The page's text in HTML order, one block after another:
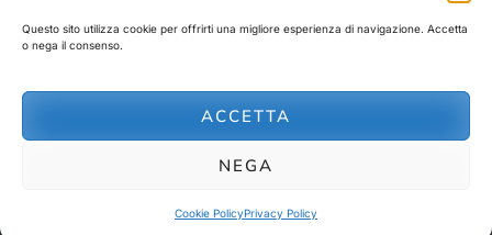
Questo sito utilizza cookie per offrirti una migliore esperienza di navigazione. Accetta
o nega il consenso.
ACCETTA
NEGA
Cookie PolicyPrivacy Policy
Link rapidi:
abbonamenti@gdodata.it
© 2026 GDOData.it - PR Italia Edizioni srl - P.Iva: 03044390353